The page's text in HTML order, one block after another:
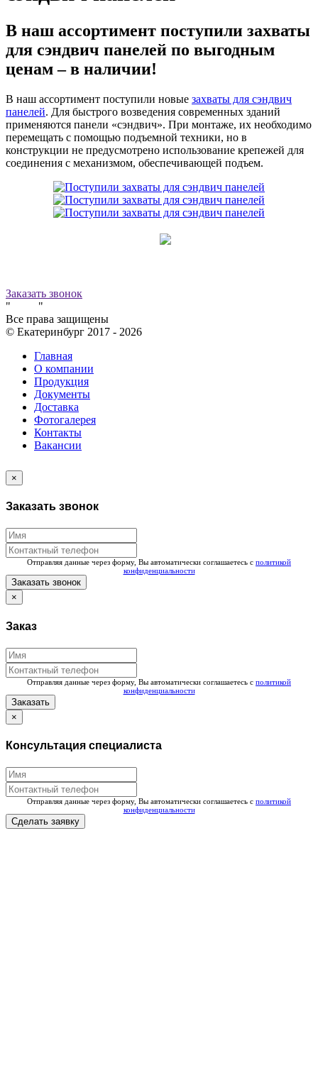
В наш ассортимент поступили захваты
для сэндвич панелей по выгодным
ценам – в наличии!
В наш ассортимент поступили новые захваты для сэндвич
панелей. Для быстрого возведения современных зданий
применяются панели «сэндвич». При монтаже, их необходимо
перемещать с помощью подъемной техники, но в
конструкции не предусмотрено использование крепежей для
соединения с механизмом, обеспечивающей подъем.
Заказать звонок
"
"
Все права защищены
© Екатеринбург 2017 - 2026
Главная
О компании
Продукция
Документы
Доставка
Фотогалерея
Контакты
Вакансии
×
Заказать звонок
Отправляя данные через форму, Вы автоматически соглашаетесь с политикой
конфиденциальности
Заказать звонок
×
Заказ
Отправляя данные через форму, Вы автоматически соглашаетесь с политикой
конфиденциальности
Заказать
×
Консультация специалиста
Отправляя данные через форму, Вы автоматически соглашаетесь с политикой
конфиденциальности
Сделать заявку